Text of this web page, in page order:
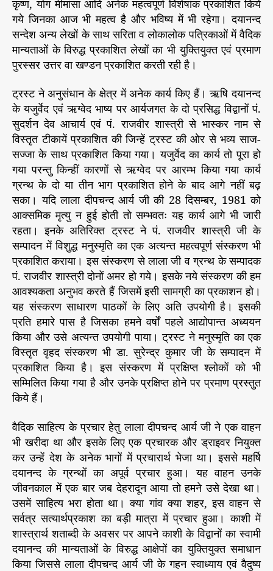
कृष्ण, योग मीमांसा आदि अनेक महत्वपूर्ण विशेषांक प्रकाशित किये
गये जिनका आज भी महत्व है और भविष्य में भी रहेगा। दयानन्द
सन्देश अन्य लेखों के साथ सरिता व लोकालोक पत्रिकाओं में वैदिक
मान्यताओं के विरुद्ध प्रकाशित लेखों का भी युक्तियुक्त एवं प्रमाण
पुरस्सर उत्तर वा खण्डन प्रकाशित करती रही है।
ट्रस्ट ने अनुसंधान के क्षेत्र में अनेक कार्य किए हैं। ऋषि दयानन्द
के यजुर्वेद एवं ऋग्वेद भाष्य पर आर्यजगत के दो प्रसिद्ध विद्वानों पं.
सुदर्शन देव आचार्य एवं पं. राजवीर शास्त्री से भास्कर नाम से
विस्तृत टीकायें प्रकाशित की जिन्हें ट्रस्ट की ओर से भव्य साज-
सज्जा के साथ प्रकाशित किया गया। यजुर्वेद का कार्य तो पूरा हो
गया परन्तु किन्हीं कारणों से ऋग्वेद पर आरम्भ किया गया कार्य
ग्रन्थ के दो या तीन भाग प्रकाशित होने के बाद आगे नहीं बढ़
सका। यदि लाला दीपचन्द आर्य जी की 28 दिसम्बर, 1981 को
आक्समिक मृत्यु न हुई होती तो सम्भवतः यह कार्य आगे भी जारी
रहता। इनके अतिरिक्त ट्रस्ट ने पं. राजवीर शास्त्री जी के
सम्पादन में विशुद्ध मनुस्मृति का एक अत्यन्त महत्वपूर्ण संस्करण भी
प्रकाशित कराया। इस संस्करण से लाला जी व ग्रन्थ के सम्पादक
पं. राजवीर शास्त्री दोनों अमर हो गये। इसके नये संस्करण की हम
आवश्यकता अनुभव करते हैं जिसमें इसी सामग्री का प्रकाशन हो।
यह संस्करण साधारण पाठकों के लिए अति उपयोगी है। इसकी
प्रति हमारे पास है जिसका हमने वर्षों पहले आद्योपान्त अध्ययन
किया और उसे अत्यन्त उपयोगी पाया। ट्रस्ट ने मनुस्मृति का एक
विस्तृत वृहद संस्करण भी डा. सुरेन्द्र कुमार जी के सम्पादन में
प्रकाशित किया है। इस संस्करण में प्रक्षिप्त श्लोकों को भी
सम्मिलित किया गया है और उनके प्रक्षिप्त होने पर प्रमाण प्रस्तुत
किये हैं।
वैदिक साहित्य के प्रचार हेतु लाला दीपचन्द आर्य जी ने एक वाहन
भी खरीदा था और इसके लिए एक प्रचारक और ड्राइवर नियुक्त
कर उन्हें देश के अनेक भागों में प्रचारार्थ भेजा था। इससे महर्षि
दयानन्द के ग्रन्थों का अपूर्व प्रचार हुआ। यह वाहन उनके
जीवनकाल में एक बार जब देहरादून आया तो हमने उसे देखा था।
उसमें साहित्य भरा होता था। क्या गांव क्या शहर, इस वाहन से
सर्वत्र सत्यार्थप्रकाश का बड़ी मात्रा में प्रचार हुआ। काशी में
शास्त्रार्थ शताब्दी के अवसर पर आपने काशी के विद्वानों का स्वामी
दयानन्द की मान्यताओं के विरुद्ध आक्षेपों का युक्तियुक्त समाधान
किया जिससे लाला दीपचन्द आर्य जी के गहन स्वाध्याय एवं वैदुष्य